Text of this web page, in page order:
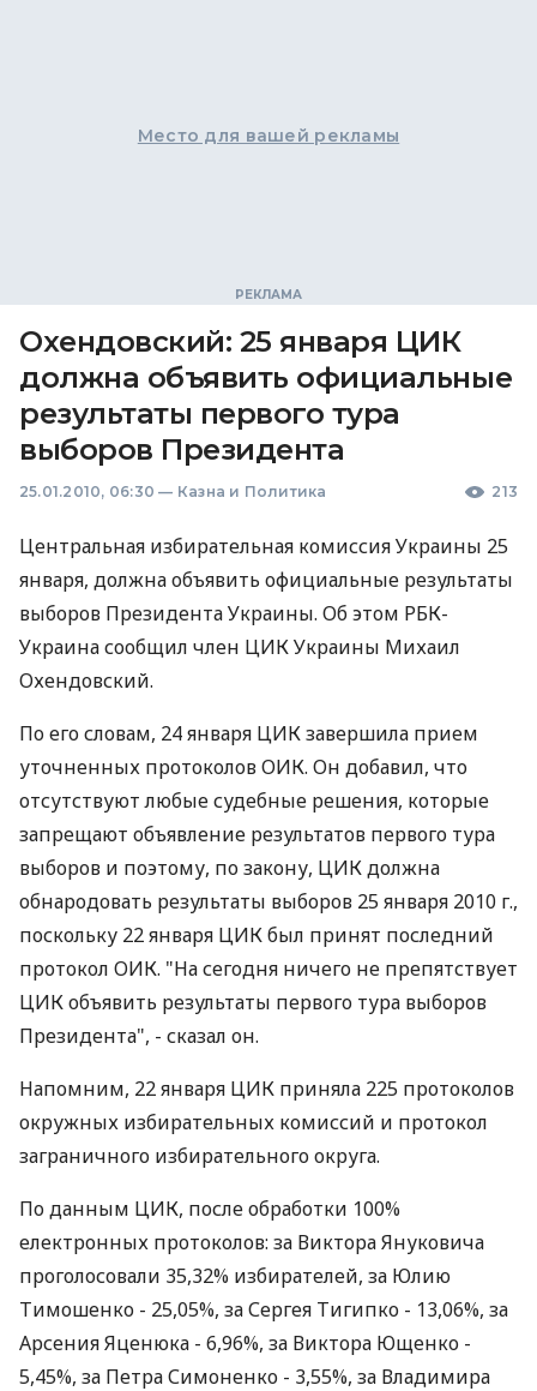
Место для вашей рекламы
Охендовский: 25 января ЦИК
должна объявить официальные
результаты первого тура
выборов Президента
25.01.2010, 06:30 — Казна и Политика 213
Центральная избирательная комиссия Украины 25
января, должна объявить официальные результаты
выборов Президента Украины. Об этом РБК-
Украина сообщил член ЦИК Украины Михаил
Охендовский.
По его словам, 24 января ЦИК завершила прием
уточненных протоколов ОИК. Он добавил, что
отсутствуют любые судебные решения, которые
запрещают объявление результатов первого тура
выборов и поэтому, по закону, ЦИК должна
обнародовать результаты выборов 25 января 2010 г.,
поскольку 22 января ЦИК был принят последний
протокол ОИК. "На сегодня ничего не препятствует
ЦИК объявить результаты первого тура выборов
Президента", - сказал он.
Напомним, 22 января ЦИК приняла 225 протоколов
окружных избирательных комиссий и протокол
заграничного избирательного округа.
По данным ЦИК, после обработки 100%
електронных протоколов: за Виктора Януковича
проголосовали 35,32% избирателей, за Юлию
Тимошенко - 25,05%, за Сергея Тигипко - 13,06%, за
Арсения Яценюка - 6,96%, за Виктора Ющенко -
5,45%, за Петра Симоненко - 3,55%, за Владимира